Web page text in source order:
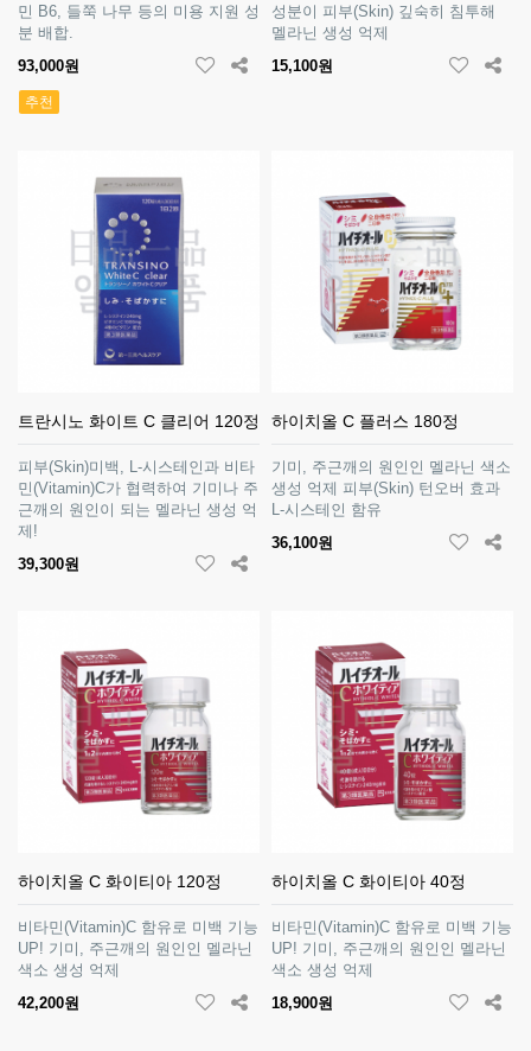
민 B6, 들쭉 나무 등의 미용 지원 성
분 배합.
93,000원
추천
성분이 피부(Skin) 깊숙히 침투해
멜라닌 생성 억제
15,100원
트란시노 화이트 C 클리어 120정
피부(Skin)미백, L-시스테인과 비타
민(Vitamin)C가 협력하여 기미나 주
근깨의 원인이 되는 멜라닌 생성 억
제!
39,300원
하이치올 C 플러스 180정
기미, 주근깨의 원인인 멜라닌 색소
생성 억제 피부(Skin) 턴오버 효과
L-시스테인 함유
36,100원
하이치올 C 화이티아 120정
비타민(Vitamin)C 함유로 미백 기능
UP! 기미, 주근깨의 원인인 멜라닌
색소 생성 억제
42,200원
하이치올 C 화이티아 40정
비타민(Vitamin)C 함유로 미백 기능
UP! 기미, 주근깨의 원인인 멜라닌
색소 생성 억제
18,900원